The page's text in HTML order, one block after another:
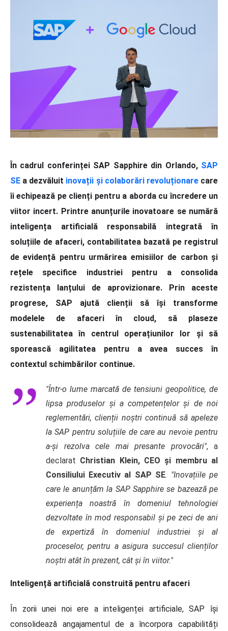
În cadrul conferinței SAP Sapphire din Orlando, SAP
SE a dezvăluit inovații și colaborări revoluționarecare
îi echipează pe clienți pentru a aborda cu încredere un
viitor incert. Printre anunțurile inovatoare se numără
inteligența artificială responsabilă integrată în
soluțiile de afaceri, contabilitatea bazată pe registrul
de evidență pentru urmărirea emisiilor de carbon și
rețele specifice industriei pentru a consolida
rezistența lanțului de aprovizionare. Prin aceste
progrese, SAP ajută clienții să își transforme
modelele de afaceri în cloud, să plaseze
sustenabilitatea în centrul operațiunilor lor și să
sporească agilitatea pentru a avea succes în
contextul schimbărilor continue.
"Într-o lume marcată de tensiuni geopolitice, de
lipsa produselor și a competențelor și de noi
reglementări, clienții noștri continuă să apeleze
la SAP pentru soluțiile de care au nevoie pentru
a-și rezolva cele mai presante provocări", a
declarat Christian Klein, CEO și membru al
Consiliului Executiv al SAP SE. "Inovațiile pe
care le anunțăm la SAP Sapphire se bazează pe
experiența noastră în domeniul tehnologiei
dezvoltate în mod responsabil și pe zeci de ani
de expertiză în domeniul industriei și al
proceselor, pentru a asigura succesul clienților
noștri atât în prezent, cât și în viitor."
Inteligență artificială construită pentru afaceri
În zorii unei noi ere a inteligenței artificiale, SAP își
consolidează angajamentul de a încorpora capabilități